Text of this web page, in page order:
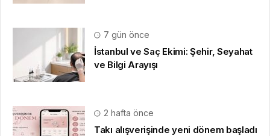
7 gün önce
İstanbul ve Saç Ekimi: Şehir, Seyahat
ve Bilgi Arayışı
2 hafta önce
Takı alışverişinde yeni dönem başladı